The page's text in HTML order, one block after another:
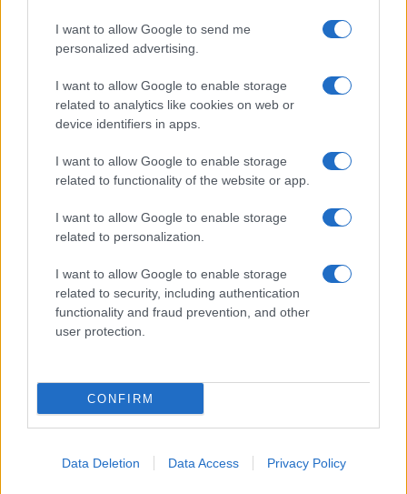
I want to allow Google to send me
personalized advertising.
I want to allow Google to enable storage
related to analytics like cookies on web or
device identifiers in apps.
I want to allow Google to enable storage
related to functionality of the website or app.
I want to allow Google to enable storage
related to personalization.
I want to allow Google to enable storage
related to security, including authentication
functionality and fraud prevention, and other
user protection.
CONFIRM
Data Deletion Data Access Privacy Policy